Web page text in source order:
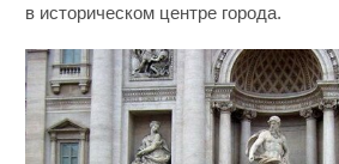
в историческом центре города.